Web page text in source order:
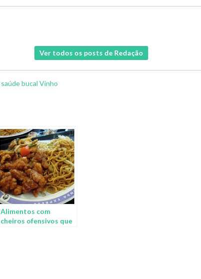
Ver todos os posts de Redação
saúde bucal Vinho
Alimentos com
cheiros ofensivos que